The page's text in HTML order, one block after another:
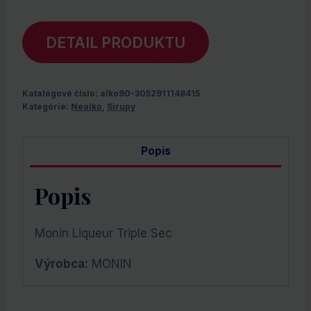
DETAIL PRODUKTU
Katalógové číslo: alko90-3052911148415
Kategórie: Nealko, Sirupy
Popis
Popis
Monin Liqueur Triple Sec
Výrobca: MONIN